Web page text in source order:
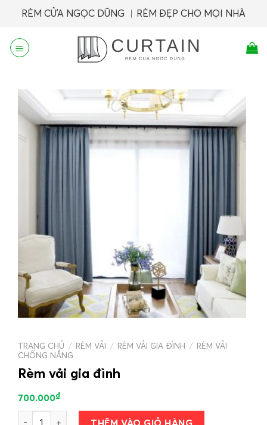
content
RÈM CỬA NGỌC DŨNG ︱RÈM ĐẸP CHO MỌI NHÀ
TRANG CHỦ / RÈM VẢI / RÈM VẢI GIA ĐÌNH / RÈM VẢI
CHỐNG NẮNG
Rèm vải gia đình
700.000₫
Rèm vải gia đình số lượngTHÊM VÀO GIỎ HÀNG